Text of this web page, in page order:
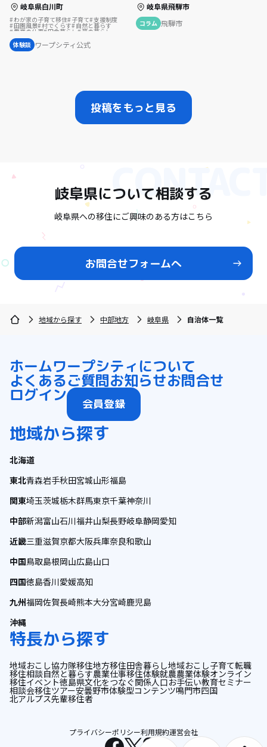
岐阜県白川町
わが家の子育て移住 子育て 支援制度
田園風景 村でくらす 自然と暮らす
農業の仕事 田舎暮らし 夢の暮らし
島暮らし
体験談 ワープシティ公式
岐阜県飛騨市
コラム 飛騨市
投稿をもっと見る
岐阜県について相談する
岐阜県への移住にご興味のある方はこちら
お問合せフォームへ
地域から探す 中部地方 岐阜県 自治体一覧
ホームワープシティについて
よくあるご質問お知らせお問合せ
ログイン 会員登録
地域から探す
北海道
東北青森岩手秋田宮城山形福島
関東埼玉茨城栃木群馬東京千葉神奈川
中部新潟富山石川福井山梨長野岐阜静岡愛知
近畿三重滋賀京都大阪兵庫奈良和歌山
中国鳥取島根岡山広島山口
四国徳島香川愛媛高知
九州福岡佐賀長崎熊本大分宮崎鹿児島
沖縄
特長から探す
地域おこし協力隊移住地方移住田舎暮らし地域おこし子育て転職
移住相談自然と暮らす農業仕事移住体験就農農業体験オンライン
移住イベント徳島県文化をつなぐ関係人口お手伝い教育セミナー
相談会移住ツアー安曇野市体験型コンテンツ鳴門市四国
北アルプス先輩移住者
プライバシーポリシー利用規約運営会社